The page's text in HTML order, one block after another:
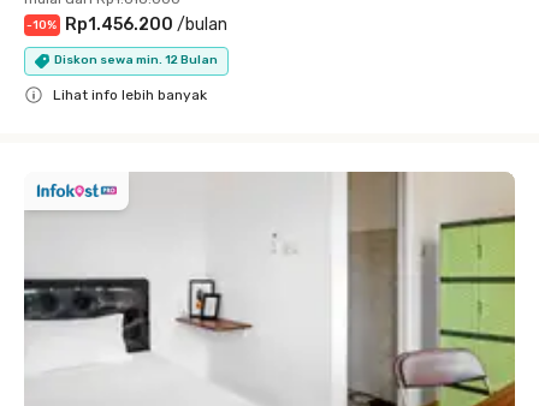
-10% Rp1.456.200 /bulan
Diskon sewa min. 12 Bulan
Lihat info lebih banyak